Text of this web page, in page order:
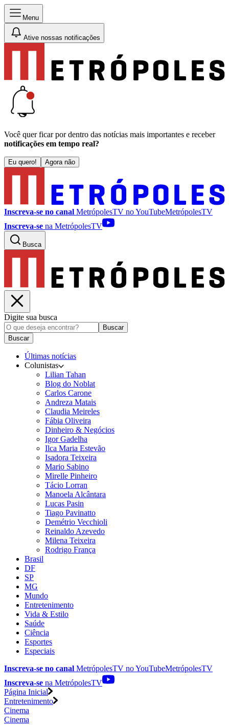
Menu
Ative nossas notificações
Você quer ficar por dentro das notícias mais importantes e receber
notificações em tempo real?
Eu quero! Agora não
Inscreva-se no canal MetrópolesTV noYouTubeMetrópolesTV
Inscreva-se na MetrópolesTV
Busca
Digite sua busca
Buscar
Buscar
Últimas notícias
Colunistas
Lilian Tahan
Blog do Noblat
Carlos Carone
Andreza Matais
Claudia Meireles
Fábia Oliveira
Dinheiro & Negócios
Igor Gadelha
Ilca Maria Estevão
Isadora Teixeira
Mario Sabino
Mirelle Pinheiro
Tácio Lorran
Manoela Alcântara
Lucas Pasin
Tiago Pavinatto
Demétrio Vecchioli
Reinaldo Azevedo
Milena Teixeira
Rodrigo França
Brasil
DF
SP
MG
Mundo
Entretenimento
Vida & Estilo
Saúde
Ciência
Esportes
Especiais
Inscreva-se no canal MetrópolesTV noYouTubeMetrópolesTV
Inscreva-se na MetrópolesTV
Página Inicial
Entretenimento
Cinema
Cinema